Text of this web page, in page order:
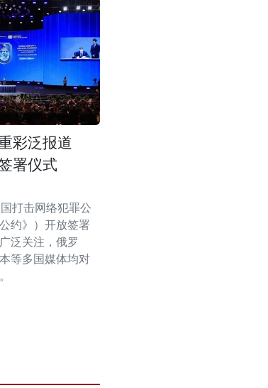
彩泛报道
署仪式
打击网络犯罪公
约》）开放签署
泛关注，俄罗
等多国媒体均对